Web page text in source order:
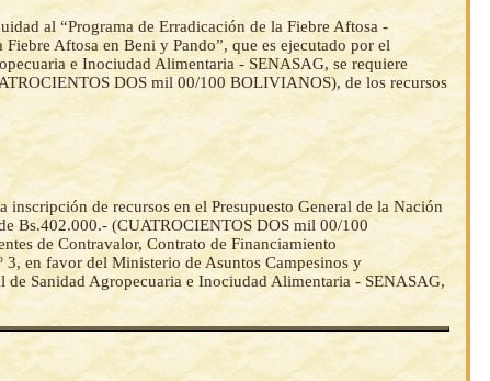
al “Programa de Erradicación de la Fiebre Aftosa -
Aftosa en Beni y Pando”, que es ejecutado por el
e Inociudad Alimentaria - SENASAG, se requiere
DOS mil 00/100 BOLIVIANOS), de los recursos
inscripción de recursos en el Presupuesto General de la Nación
Bs.402.000.- (CUATROCIENTOS DOS mil 00/100
de Contravalor, Contrato de Financiamiento
en favor del Ministerio de Asuntos Campesinos y
Sanidad Agropecuaria e Inociudad Alimentaria - SENASAG,